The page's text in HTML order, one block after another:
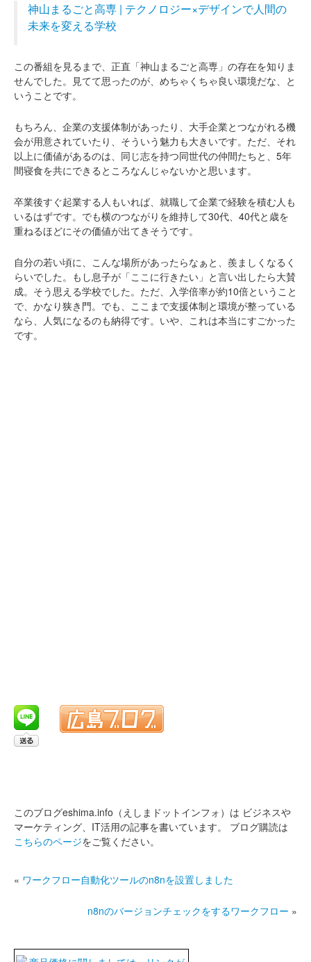
神山まるごと高専 | テクノロジー×デザインで人間の
未来を変える学校
この番組を見るまで、正直「神山まるごと高専」の存在を知りま
せんでした。見てて思ったのが、めちゃくちゃ良い環境だな、と
いうことです。
もちろん、企業の支援体制があったり、大手企業とつながれる機
会が用意されていたり、そういう魅力も大きいです。ただ、それ
以上に価値があるのは、同じ志を持つ同世代の仲間たちと、5年
間寝食を共にできるところなんじゃないかと思います。
卒業後すぐ起業する人もいれば、就職して企業で経験を積む人も
いるはずです。でも横のつながりを維持して30代、40代と歳を
重ねるほどにその価値が出てきそうです。
自分の若い頃に、こんな場所があったらなぁと、羨ましくなるく
らいでした。もし息子が「ここに行きたい」と言い出したら大賛
成。そう思える学校でした。ただ、入学倍率が約10倍ということ
で、かなり狭き門。でも、ここまで支援体制と環境が整っている
なら、人気になるのも納得です。いや、これは本当にすごかった
です。
このブログeshima.info（えしまドットインフォ）は ビジネスや
マーケティング、IT活用の記事を書いています。
ブログ購読は
こちらのページをご覧ください。
« ワークフロー自動化ツールのn8nを設置しました
n8nのバージョンチェックをするワークフロー »